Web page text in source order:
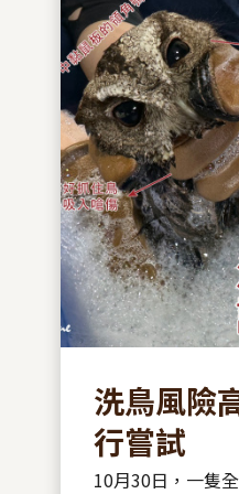
洗鳥風險
行嘗試
10月30日，一隻